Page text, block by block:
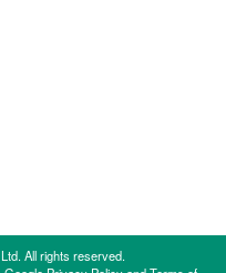
All rights reserved.